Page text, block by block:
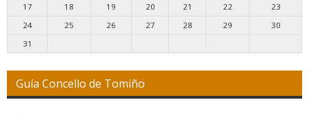
17
18 19 20 21 22
23
24
25 26 27 28 29
30
31
Guía Concello de Tomiño